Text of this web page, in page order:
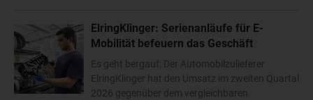
ElringKlinger: Serienanläufe für E-
Mobilität befeuern das Geschäft
Es geht bergauf: Der Automobilzulieferer
ElringKlinger hat den Umsatz im zweiten Quartal
2026 gegenüber dem vergleichbaren